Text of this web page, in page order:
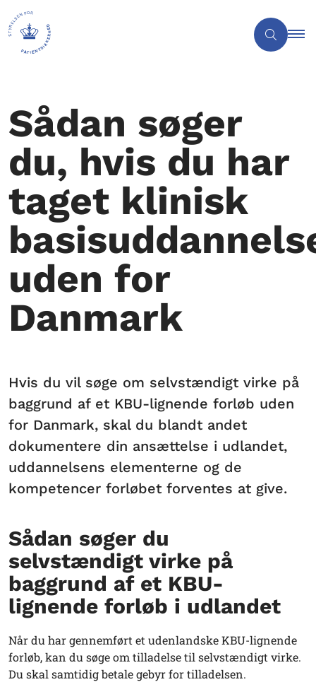
Sådan søger
du, hvis du har
taget klinisk
uden for
Danmark
Hvis du vil søge om selvstændigt virke på
baggrund af et KBU-lignende forløb uden
for Danmark, skal du blandt andet
dokumentere din ansættelse i udlandet,
uddannelsens elementerne og de
kompetencer forløbet forventes at give.
Sådan søger du
selvstændigt virke på
baggrund af et KBU-
lignende forløb i udlandet
Når du har gennemført et udenlandske KBU-lignende
forløb, kan du søge om tilladelse til selvstændigt virke.
Du skal samtidig betale gebyr for tilladelsen.